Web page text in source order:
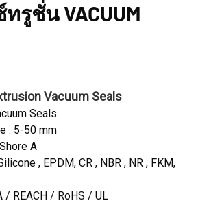
รูชั่น VACUUM
Vacuum Seals
Seals
: 5-50 mm
A
, EPDM, CR , NBR , NR , FKM,
/ REACH / RoHS / UL